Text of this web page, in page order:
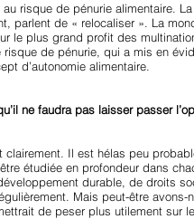
risque de pénurie alimentaire.
parlent de « relocaliser ». La
le plus grand profit des
de pénurie, qui a mis en
d’autonomie alimentaire.
ne faudra pas laisser passer
clairement. Il est hélas peu
étudiée en profondeur dans
durable, de droits
Mais peut-être avons-
de peser plus utilement sur